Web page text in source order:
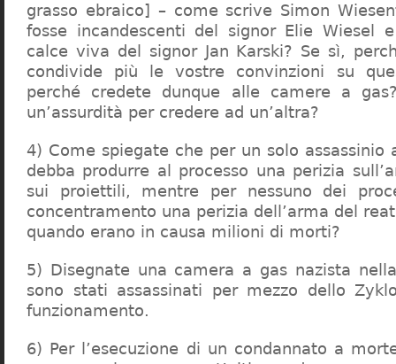
grasso ebraico] – come scrive Simon
fosse incandescenti del signor Elie Wiesel
calce viva del signor Jan Karski? Se sì,
condivide più le vostre convinzioni su
perché credete dunque alle camere a
un’assurdità per credere ad un’altra?
4) Come spiegate che per un solo assassinio
debba produrre al processo una perizia
sui proiettili, mentre per nessuno dei
concentramento una perizia dell’arma del
quando erano in causa milioni di morti?
5) Disegnate una camera a gas nazista
sono stati assassinati per mezzo dello
funzionamento.
6) Per l’esecuzione di un condannato a